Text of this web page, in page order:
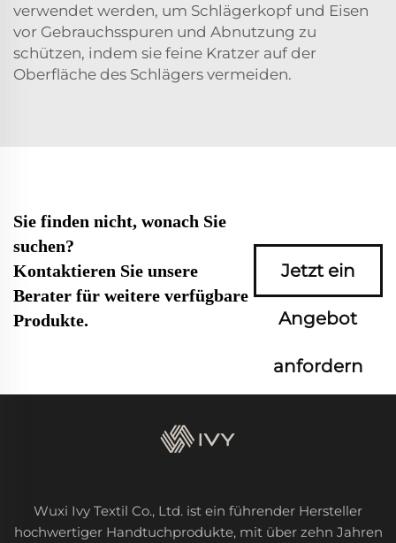
verwendet werden, um Schlägerkopf und Eisen
vor Gebrauchsspuren und Abnutzung zu
schützen, indem sie feine Kratzer auf der
Oberfläche des Schlägers vermeiden.
Sie finden nicht, wonach Sie
suchen?
Kontaktieren Sie unsere
Berater für weitere verfügbare
Produkte.
Jetzt ein
Angebot
anfordern
Wuxi Ivy Textil Co., Ltd. ist ein führender Hersteller
hochwertiger Handtuchprodukte, mit über zehn Jahren